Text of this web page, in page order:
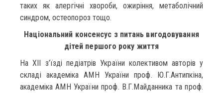
таких як алергічні хвороби, ожиріння, метаболічний
синдром, остеопороз тощо.
Національний консенсус з питань вигодовування
дітей першого року життя
На ХІІ з’їзді педіатрів України колективом авторів у
складі академіка АМН України проф. Ю.Г.Антипкіна,
академіка АМН України проф. В.Г.Майданника та проф.